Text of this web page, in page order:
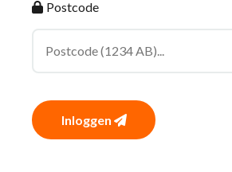
Postcode
Inloggen